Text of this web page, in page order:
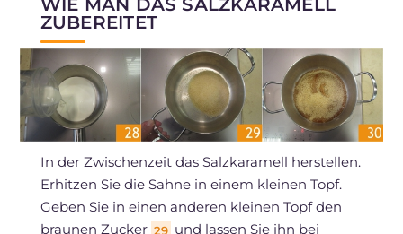
WIE MAN DAS SALZKARAMELL
ZUBEREITET
In der Zwischenzeit das Salzkaramell herstellen.
Erhitzen Sie die Sahne in einem kleinen Topf.
Geben Sie in einen anderen kleinen Topf den
braunen Zucker 29 und lassen Sie ihn bei